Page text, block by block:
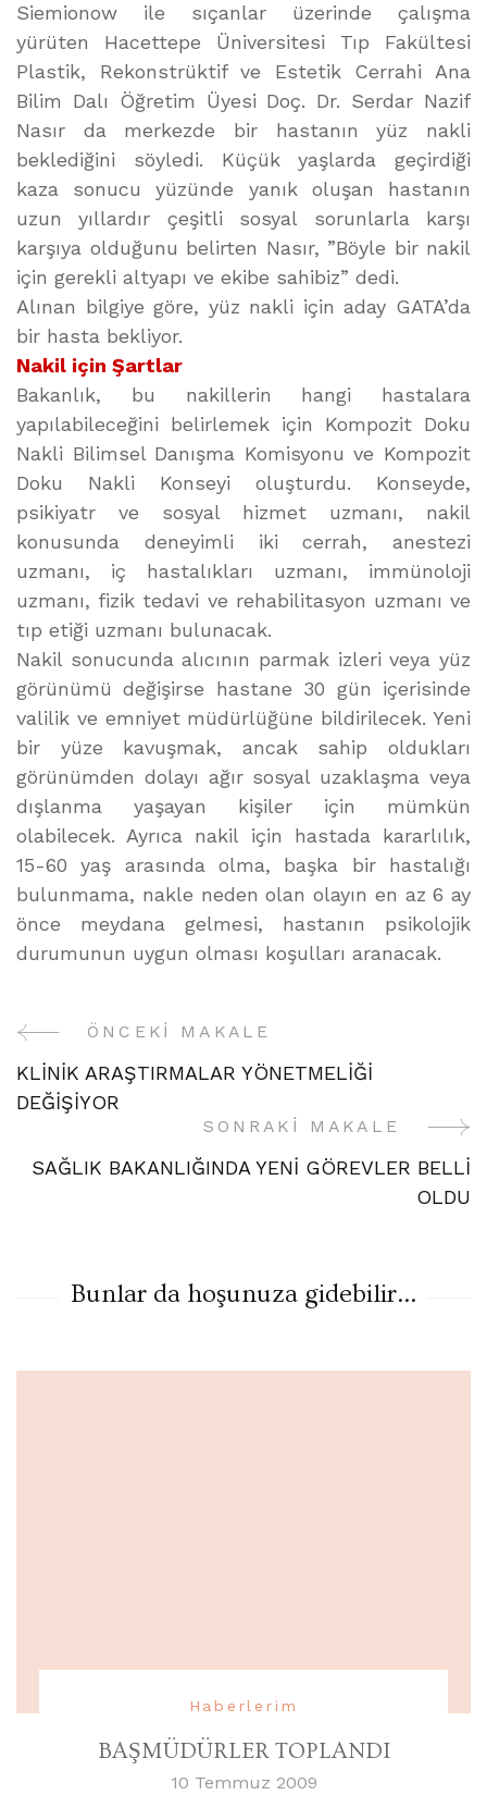
Siemionow ile sıçanlar üzerinde çalışma
yürüten Hacettepe Üniversitesi Tıp Fakültesi
Plastik, Rekonstrüktif ve Estetik Cerrahi Ana
Bilim Dalı Öğretim Üyesi Doç. Dr. Serdar Nazif
Nasır da merkezde bir hastanın yüz nakli
beklediğini söyledi. Küçük yaşlarda geçirdiği
kaza sonucu yüzünde yanık oluşan hastanın
uzun yıllardır çeşitli sosyal sorunlarla karşı
karşıya olduğunu belirten Nasır, ”Böyle bir nakil
için gerekli altyapı ve ekibe sahibiz” dedi.
Alınan bilgiye göre, yüz nakli için aday GATA’da
bir hasta bekliyor.
Nakil için Şartlar
Bakanlık, bu nakillerin hangi hastalara
yapılabileceğini belirlemek için Kompozit Doku
Nakli Bilimsel Danışma Komisyonu ve Kompozit
Doku Nakli Konseyi oluşturdu. Konseyde,
psikiyatr ve sosyal hizmet uzmanı, nakil
konusunda deneyimli iki cerrah, anestezi
uzmanı, iç hastalıkları uzmanı, immünoloji
uzmanı, fizik tedavi ve rehabilitasyon uzmanı ve
tıp etiği uzmanı bulunacak.
Nakil sonucunda alıcının parmak izleri veya yüz
görünümü değişirse hastane 30 gün içerisinde
valilik ve emniyet müdürlüğüne bildirilecek. Yeni
bir yüze kavuşmak, ancak sahip oldukları
görünümden dolayı ağır sosyal uzaklaşma veya
dışlanma yaşayan kişiler için mümkün
olabilecek. Ayrıca nakil için hastada kararlılık,
15-60 yaş arasında olma, başka bir hastalığı
bulunmama, nakle neden olan olayın en az 6 ay
önce meydana gelmesi, hastanın psikolojik
durumunun uygun olması koşulları aranacak.
Yazı
Gezinme
ÖNCEKI MAKALE
KLİNİK ARAŞTIRMALAR YÖNETMELİĞİ
DEĞİŞİYOR
SONRAKI MAKALE
SAĞLIK BAKANLIĞINDA YENİ GÖREVLER BELLİ
OLDU
Bunlar da hoşunuza gidebilir...
Haberlerim
BAŞMÜDÜRLER TOPLANDI
10 Temmuz 2009